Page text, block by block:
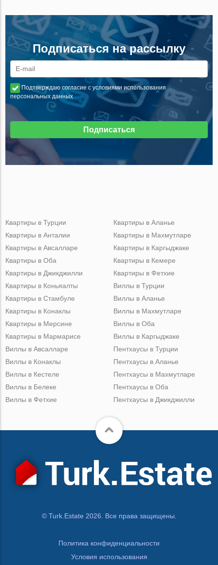
Подписаться на рассылку
Подтверждаю согласие с условиями использования
персональных данных
Подписаться
Квартиры в Турции
Квартиры в Анталии
Квартиры в Авсалларе
Квартиры в Оба
Квартиры в Джикджилли
Квартиры в Аланье
Квартиры в Махмутларе
Квартиры в Каргыджаке
Квартиры в Кемере
Квартиры в Фетхие
Квартиры в Коньяалты
Квартиры в Стамбуле
Квартиры в Конаклы
Квартиры в Мерсине
Квартиры в Мармарисе
Виллы в Турции
Виллы в Аланье
Виллы в Махмутларе
Виллы в Оба
Виллы в Каргыджаке
Виллы в Авсалларе
Виллы в Конаклы
Виллы в Кестеле
Виллы в Белеке
Виллы в Фетхие
Пентхаусы в Турции
Пентхаусы в Аланье
Пентхаусы в Махмутларе
Пентхаусы в Оба
Пентхаусы в Джикджилли
© Turk.Estate 2026. Все права защищены.
Политика конфиденциальности
Условия использования